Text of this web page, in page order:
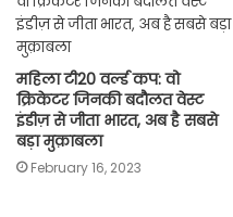
महिला टी20 वर्ल्ड कप: वो
क्रिकेटर जिनकी बदौलत वेस्ट
इंडीज़ से जीता भारत, अब है सबसे
बड़ा मुक़ाबला
February 16, 2023